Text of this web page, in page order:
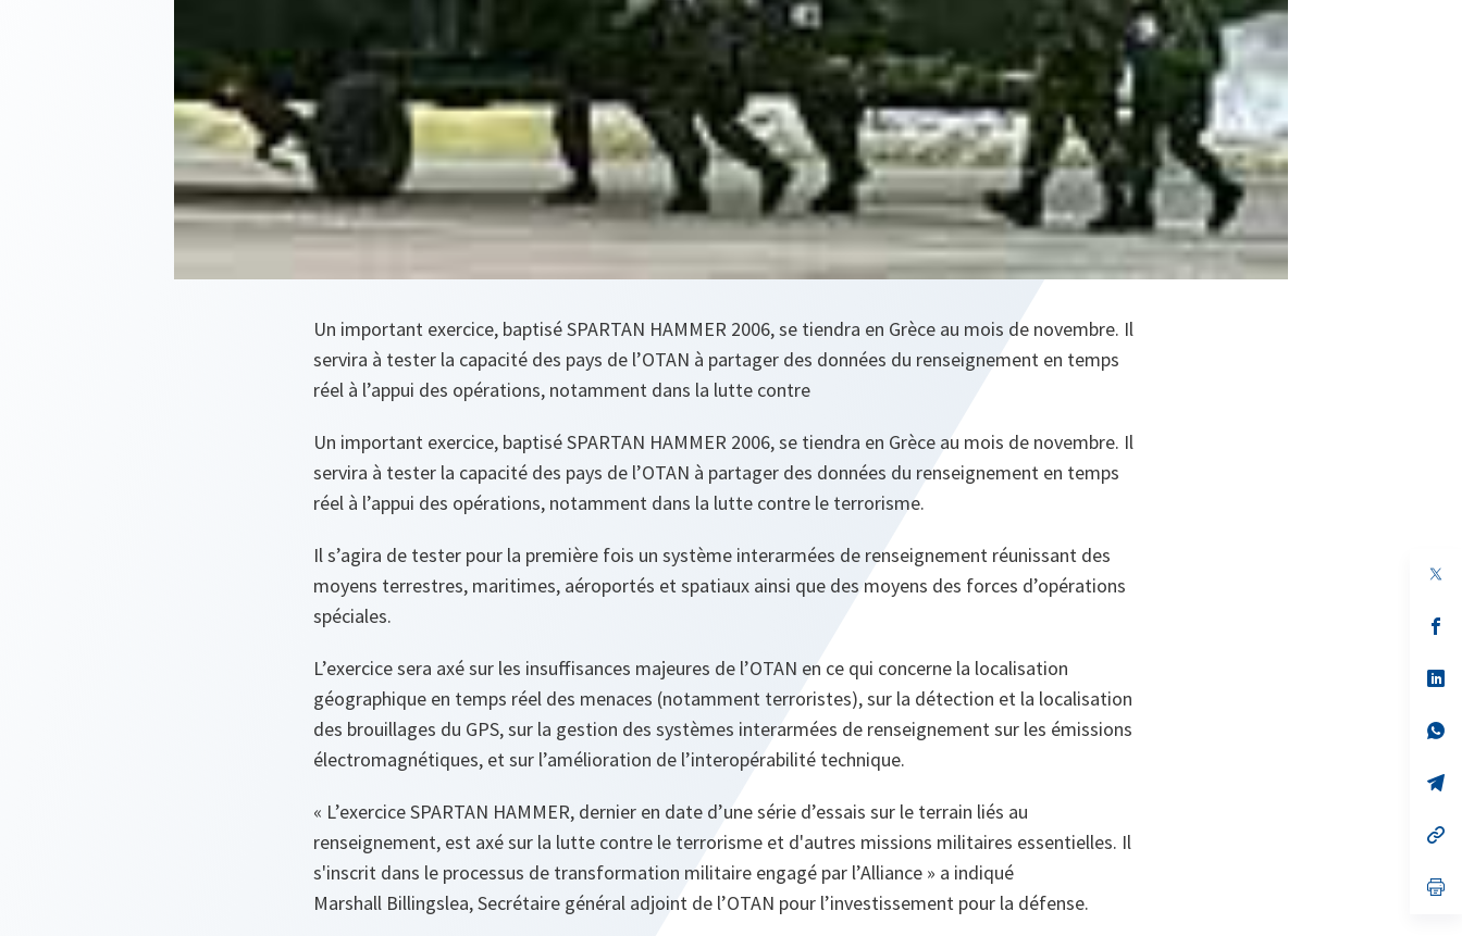
Un important exercice, baptisé SPARTAN HAMMER 2006, se tiendra en Grèce au mois de novembre. Il
servira à tester la capacité des pays de l’OTAN à partager des données du renseignement en temps
réel à l’appui des opérations, notamment dans la lutte contre
Un important exercice, baptisé SPARTAN HAMMER 2006, se tiendra en Grèce au mois de novembre. Il
servira à tester la capacité des pays de l’OTAN à partager des données du renseignement en temps
réel à l’appui des opérations, notamment dans la lutte contre le terrorisme.
Il s’agira de tester pour la première fois un système interarmées de renseignement réunissant des
moyens terrestres, maritimes, aéroportés et spatiaux ainsi que des moyens des forces d’opérations
spéciales.
L’exercice sera axé sur les insuffisances majeures de l’OTAN en ce qui concerne la localisation
géographique en temps réel des menaces (notamment terroristes), sur la détection et la localisation
des brouillages du GPS, sur la gestion des systèmes interarmées de renseignement sur les émissions
électromagnétiques, et sur l’amélioration de l’interopérabilité technique.
« L’exercice SPARTAN HAMMER, dernier en date d’une série d’essais sur le terrain liés au
renseignement, est axé sur la lutte contre le terrorisme et d'autres missions militaires essentielles. Il
s'inscrit dans le processus de transformation militaire engagé par l’Alliance » a indiqué
Marshall Billingslea, Secrétaire général adjoint de l’OTAN pour l’investissement pour la défense.